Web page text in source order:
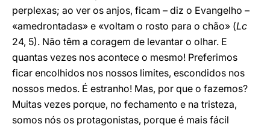
perplexas; ao ver os anjos, ficam – diz o Evangelho –
«amedrontadas» e «voltam o rosto para o chão» (Lc
24, 5). Não têm a coragem de levantar o olhar. E
quantas vezes nos acontece o mesmo! Preferimos
ficar encolhidos nos nossos limites, escondidos nos
nossos medos. É estranho! Mas, por que o fazemos?
Muitas vezes porque, no fechamento e na tristeza,
somos nós os protagonistas, porque é mais fácil